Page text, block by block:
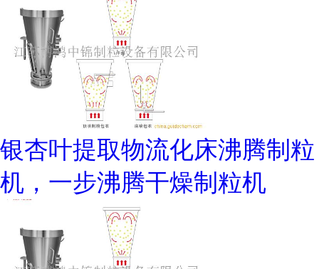
银杏叶提取物流化床沸腾制粒
机，一步沸腾干燥制粒机